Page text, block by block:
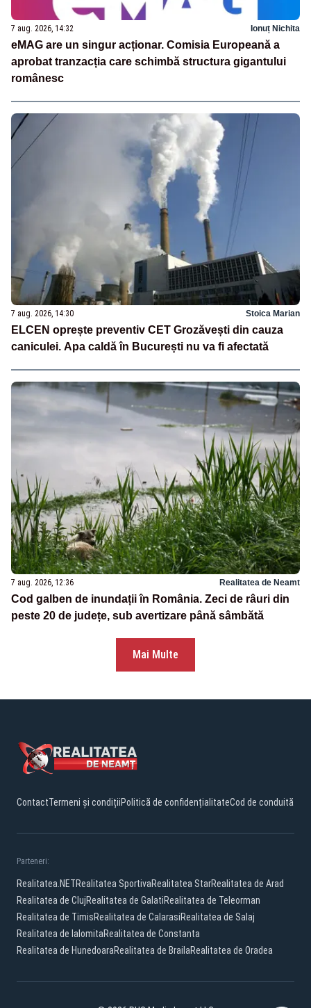
7 aug. 2026, 14:32 Ionuț Nichita
eMAG are un singur acționar. Comisia Europeană a
aprobat tranzacția care schimbă structura gigantului
românesc
7 aug. 2026, 14:30 Stoica Marian
ELCEN oprește preventiv CET Grozăvești din cauza
caniculei. Apa caldă în București nu va fi afectată
7 aug. 2026, 12:36 Realitatea de Neamt
Cod galben de inundații în România. Zeci de râuri din
peste 20 de județe, sub avertizare până sâmbătă
Mai Multe
ContactTermeni și condițiiPolitică de confidențialitateCod de conduită
Parteneri:
Realitatea.NETRealitatea SportivaRealitatea StarRealitatea de Arad
Realitatea de ClujRealitatea de GalatiRealitatea de Teleorman
Realitatea de TimisRealitatea de CalarasiRealitatea de Salaj
Realitatea de IalomitaRealitatea de Constanta
Realitatea de HunedoaraRealitatea de BrailaRealitatea de Oradea